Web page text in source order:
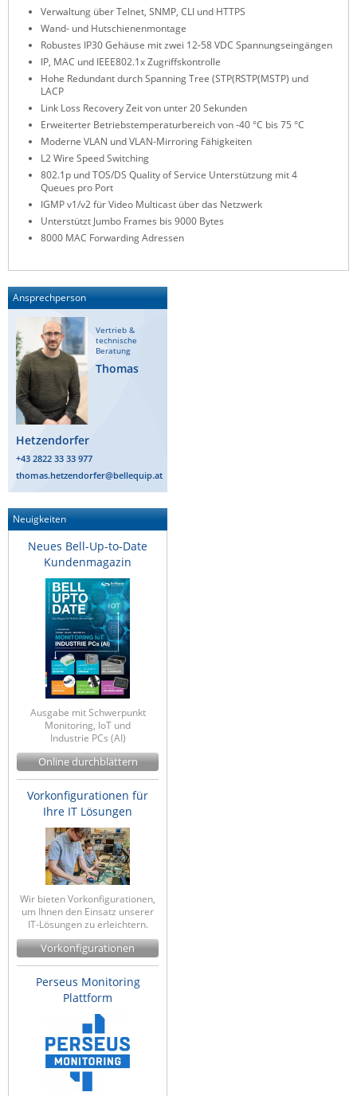
Yuasa
ZPE Systems
News zu unseren Herstellern
Verwaltung über Telnet, SNMP, CLI und HTTPS
Wand- und Hutschienenmontage
Robustes IP30 Gehäuse mit zwei 12-58 VDC Spannungseingängen
IP, MAC und IEEE802.1x Zugriffskontrolle
Hohe Redundant durch Spanning Tree (STP(RSTP(MSTP) und
LACP
Link Loss Recovery Zeit von unter 20 Sekunden
Erweiterter Betriebstemperaturbereich von -40 °C bis 75 °C
Moderne VLAN und VLAN-Mirroring Fähigkeiten
L2 Wire Speed Switching
802.1p und TOS/DS Quality of Service Unterstützung mit 4
Queues pro Port
IGMP v1/v2 für Video Multicast über das Netzwerk
Unterstützt Jumbo Frames bis 9000 Bytes
8000 MAC Forwarding Adressen
Ansprechperson
Vertrieb &
technische
Beratung
Thomas
Hetzendorfer
+43 2822 33 33 977
thomas.hetzendorfer@bellequip.at
Neuigkeiten
Neues Bell-Up-to-Date
Kundenmagazin
Ausgabe mit Schwerpunkt
Monitoring, IoT und
Industrie PCs (AI)
Online durchblättern
Vorkonfigurationen für
Ihre IT Lösungen
Wir bieten Vorkonfigurationen,
um Ihnen den Einsatz unserer
IT-Lösungen zu erleichtern.
Vorkonfigurationen
Perseus Monitoring
Plattform